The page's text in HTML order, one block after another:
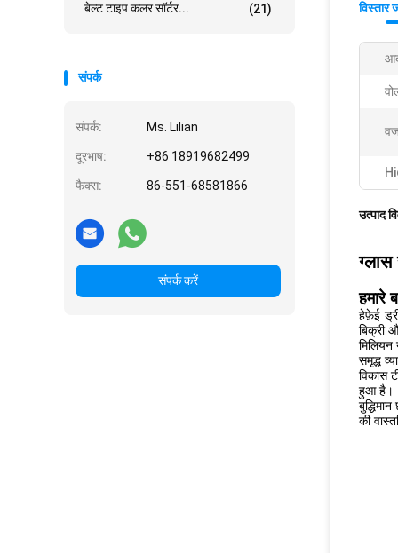
बेल्ट टाइप कलर सॉर्टर... (21)
संपर्क
संपर्क: Ms. Lilian
दूरभाष: +86 18919682499
फैक्स: 86-551-68581866
संपर्क करें
विस्तार
उत्पाद
ग्लास
हमारे
हेफ़ेई
बिक्री
समृद्ध
विकास
हुआ है।
की